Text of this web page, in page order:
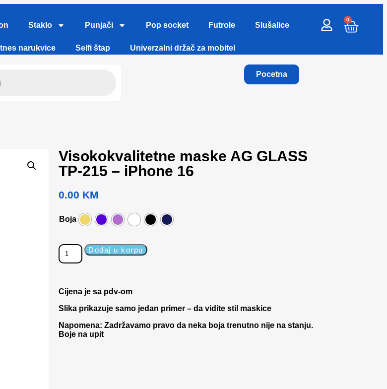
Staklo Punjači Pop socket Futrole Slušalice
narukvice Selfi štap Univerzalni držač za mobitel
Pocetna
0
Visokokvalitetne maske AG GLASS
TP-215 – iPhone 16
0.00 KM
Boja
Dodaj u korpu
Cijena je sa pdv-om
Slika prikazuje samo jedan primer – da vidite stil maskice
Napomena: Zadržavamo pravo da neka boja trenutno nije na stanju.
Boje na upit